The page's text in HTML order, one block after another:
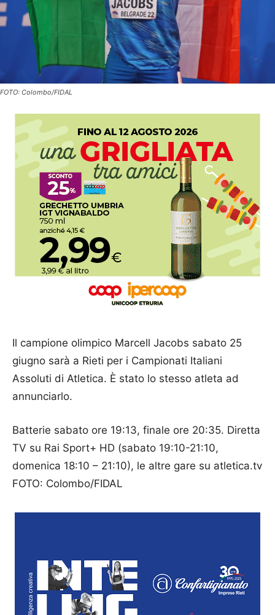
FOTO: Colombo/FIDAL
Il campione olimpico Marcell Jacobs sabato 25
giugno sarà a Rieti per i Campionati Italiani
Assoluti di Atletica. È stato lo stesso atleta ad
annunciarlo.
Batterie sabato ore 19:13, finale ore 20:35. Diretta
TV su Rai Sport+ HD (sabato 19:10-21:10,
domenica 18:10 – 21:10), le altre gare su atletica.tv
FOTO: Colombo/FIDAL